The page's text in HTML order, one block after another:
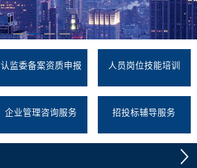
认监委备案资质申报 人员岗位技能培训
企业管理咨询服务 招投标辅导服务